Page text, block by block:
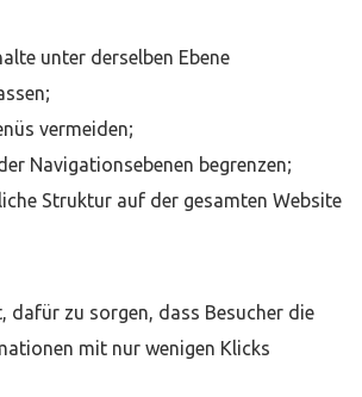
unter derselben Ebene
vermeiden;
Navigationsebenen begrenzen;
Struktur auf der gesamten Website
dafür zu sorgen, dass Besucher die
mit nur wenigen Klicks